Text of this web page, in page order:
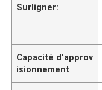
Surligner:
Capacité d'approv
isionnement